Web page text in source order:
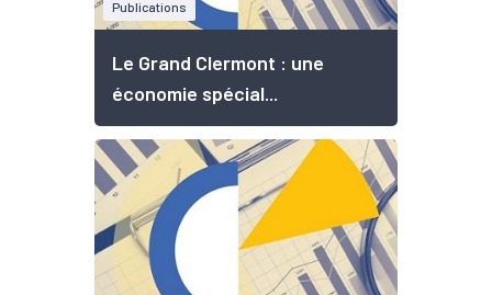
Publications
Le Grand Clermont : une
économie spécial...